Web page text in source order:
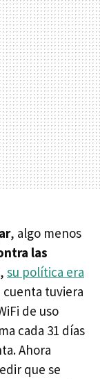
, algo menos
las
su política era
cuenta tuviera
de uso
cada 31 días
Ahora
que se